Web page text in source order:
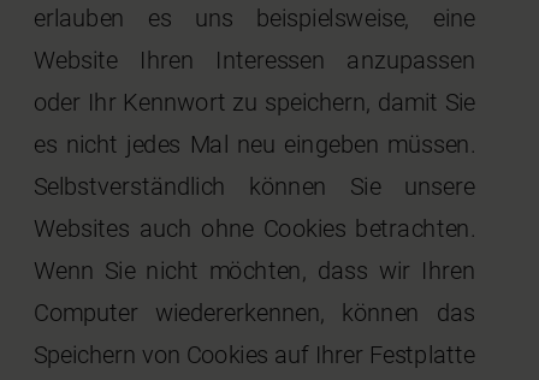
erlauben es uns beispielsweise, eine
Website Ihren Interessen anzupassen
oder Ihr Kennwort zu speichern, damit Sie
es nicht jedes Mal neu eingeben müssen.
Selbstverständlich können Sie unsere
Websites auch ohne Cookies betrachten.
Wenn Sie nicht möchten, dass wir Ihren
Computer wiedererkennen, können das
Speichern von Cookies auf Ihrer Festplatte